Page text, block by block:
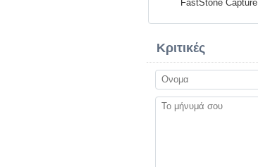
FastStone Capture
Κριτικές